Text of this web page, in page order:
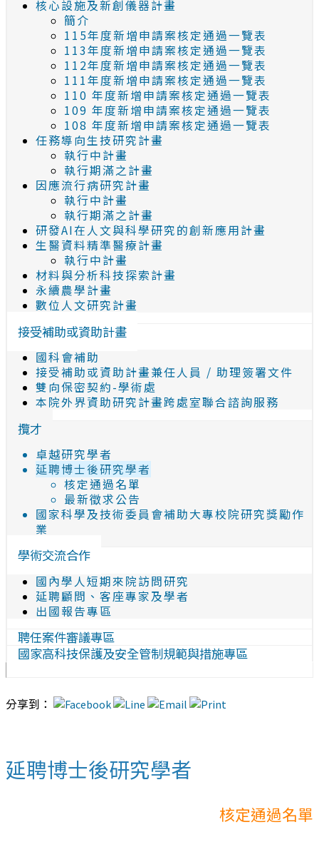
核心設施及新創儀器計畫
簡介
115年度新增申請案核定通過一覽表
113年度新增申請案核定通過一覽表
112年度新增申請案核定通過一覽表
111年度新增申請案核定通過一覽表
110 年度新增申請案核定通過一覽表
109 年度新增申請案核定通過一覽表
108 年度新增申請案核定通過一覽表
任務導向生技研究計畫
執行中計畫
執行期滿之計畫
因應流行病研究計畫
執行中計畫
執行期滿之計畫
研發AI在人文與科學研究的創新應用計畫
生醫資料精準醫療計畫
執行中計畫
材料與分析科技探索計畫
永續農學計畫
數位人文研究計畫
接受補助或資助計畫
國科會補助
接受補助或資助計畫兼任人員 / 助理簽署文件
雙向保密契約-學術處
本院外界資助研究計畫跨處室聯合諮詢服務
攬才
卓越研究學者
延聘博士後研究學者
核定通過名單
最新徵求公告
國家科學及技術委員會補助大專校院研究獎勵作
業
學術交流合作
國內學人短期來院訪問研究
延聘顧問、客座專家及學者
出國報告專區
聘任案件審議專區
國家高科技保護及安全管制規範與措施專區
分享到：
延聘博士後研究學者
核定通過名單